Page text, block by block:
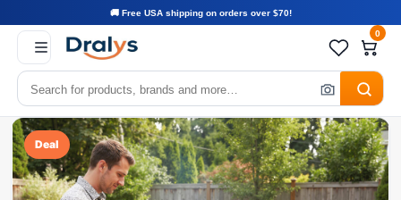
🚚 Free USA shipping on orders over $70!
0
Deal